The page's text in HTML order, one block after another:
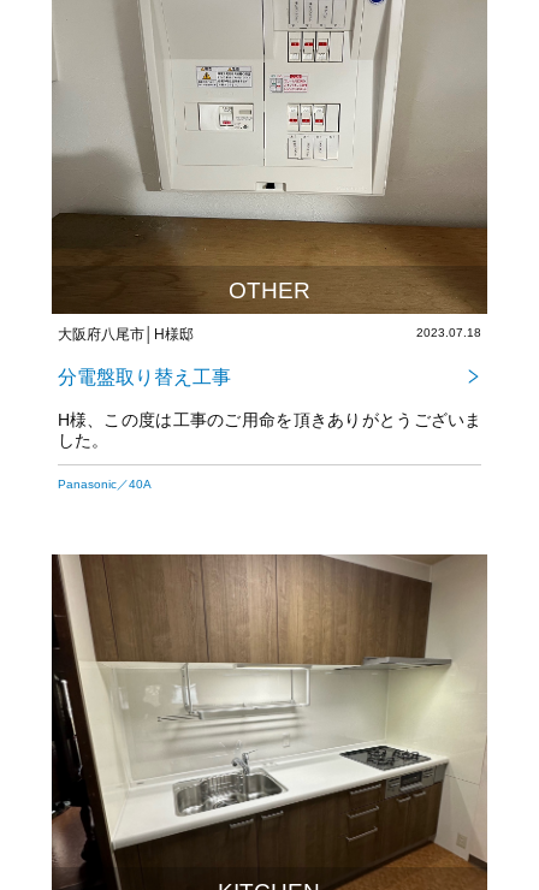
OTHER
大阪府八尾市│H様邸 2023.07.18
分電盤取り替え工事
H様、この度は工事のご用命を頂きありがとうございま
した。
今後とも宜しくお願い致します！
Panasonic／40A